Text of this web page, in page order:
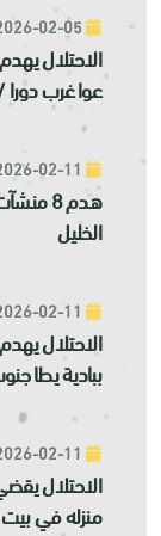
الاحتلال
عوا غرب
هدم 8
الخليل
الاحتلال
ببادية يطا
الاحتلال
منزله في